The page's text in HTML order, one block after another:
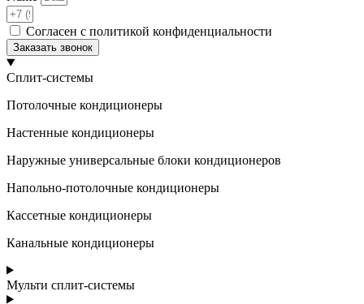
Согласен с политикой конфиденциальности
Заказать звонок
Сплит-системы
Потолочные кондиционеры
Настенные кондиционеры
Наружные универсальные блоки кондиционеров
Напольно-потолочные кондиционеры
Кассетные кондиционеры
Канальные кондиционеры
Мульти сплит-системы